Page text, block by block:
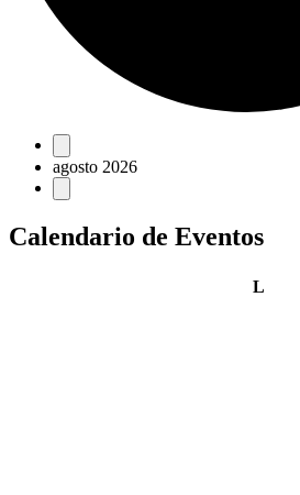
Eventos
agosto 2026
Calendario de Eventos
Llunes